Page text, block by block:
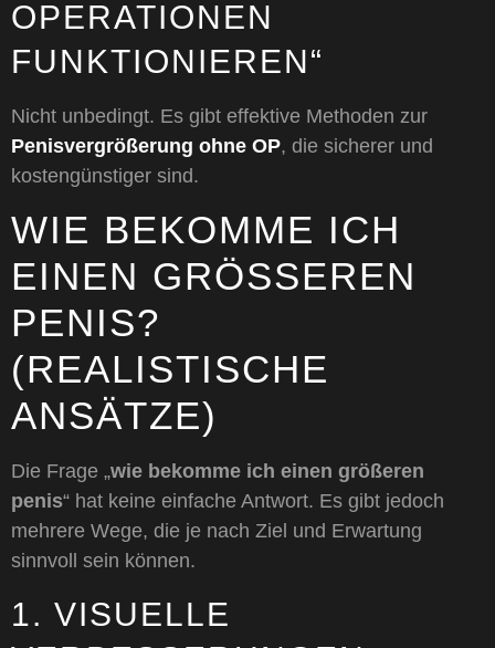
OPERATIONEN
FUNKTIONIEREN“
Nicht unbedingt. Es gibt effektive Methoden zur
Penisvergrößerung ohne OP, die sicherer und
kostengünstiger sind.
WIE BEKOMME ICH
EINEN GRÖSSEREN P
ENIS? (
REALISTISCHE A
NSÄTZE)
Die Frage „wie bekomme ich einen größeren
penis“ hat keine einfache Antwort. Es gibt jedoch
mehrere Wege, die je nach Ziel und Erwartung
sinnvoll sein können.
1. VISUELLE